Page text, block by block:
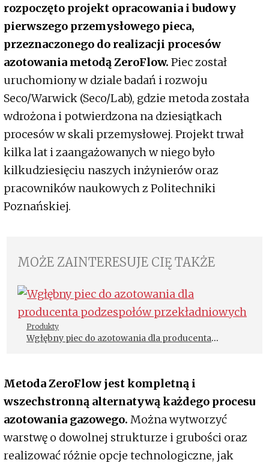
rozpoczęto projekt opracowania i budowy
pierwszego przemysłowego pieca,
przeznaczonego do realizacji procesów
azotowania metodą ZeroFlow. Piec został
uruchomiony w dziale badań i rozwoju
Seco/Warwick (Seco/Lab), gdzie metoda została
wdrożona i potwierdzona na dziesiątkach
procesów w skali przemysłowej. Projekt trwał
kilka lat i zaangażowanych w niego było
kilkudziesięciu naszych inżynierów oraz
pracowników naukowych z Politechniki
Poznańskiej.
MOŻE ZAINTERESUJE CIĘ TAKŻE
Produkty
Wgłębny piec do azotowania dla producenta
Metoda ZeroFlow jest kompletną i
wszechstronną alternatywą każdego procesu
azotowania gazowego. Można wytworzyć
warstwę o dowolnej strukturze i grubości oraz
realizować różnie opcje technologiczne, jak